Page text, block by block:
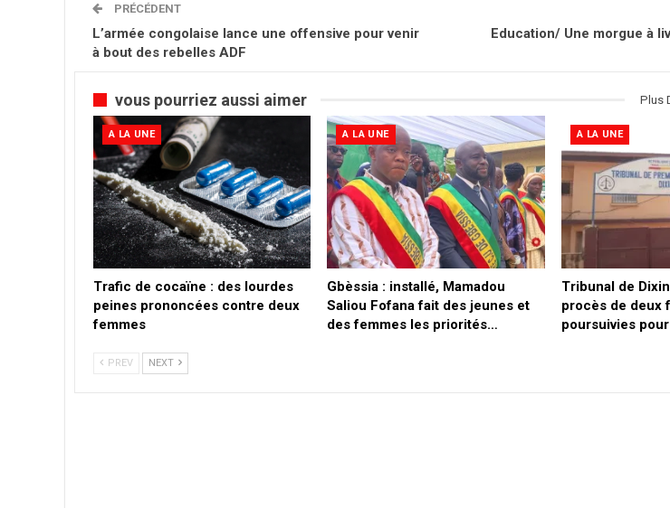
PRÉCÉDENT
L’armée congolaise lance une offensive pour venir
à bout des rebelles ADF
Education/ Une morgue à
vous pourriez aussi aimer Plus
A LA UNE
Trafic de cocaïne : des lourdes
peines prononcées contre deux
femmes
A LA UNE
Gbèssia : installé, Mamadou
Saliou Fofana fait des jeunes et
des femmes les priorités…
A LA UNE
Tribunal de
procès de deux
poursuivies
PREV NEXT